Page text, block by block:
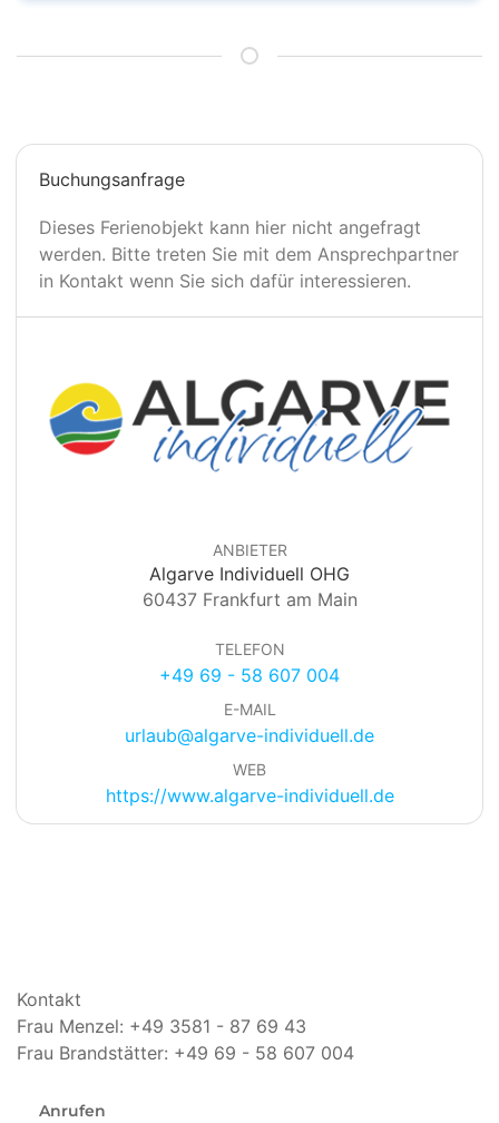
Buchungsanfrage
Dieses Ferienobjekt kann hier nicht angefragt
werden. Bitte treten Sie mit dem Ansprechpartner
in Kontakt wenn Sie sich dafür interessieren.
ANBIETER
Algarve Individuell OHG
60437 Frankfurt am Main
TELEFON
+49 69 - 58 607 004
E-MAIL
urlaub@algarve-individuell.de
WEB
https://www.algarve-individuell.de
Kontakt
Frau Menzel: +49 3581 - 87 69 43
Frau Brandstätter: +49 69 - 58 607 004
Anrufen